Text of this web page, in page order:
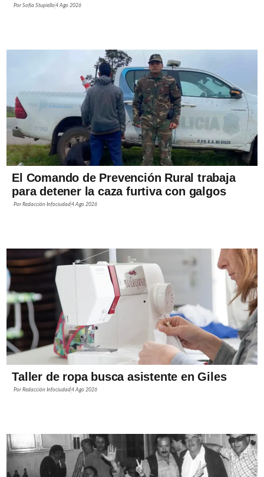
PorSofía Stupiello4 Ago 2026
El Comando de Prevención Rural trabaja
para detener la caza furtiva con galgos
PorRedacción Infociudad4 Ago 2026
Taller de ropa busca asistente en Giles
PorRedacción Infociudad4 Ago 2026